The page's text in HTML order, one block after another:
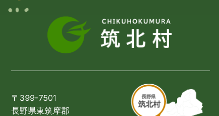
〒399-7501
長野県東筑摩郡